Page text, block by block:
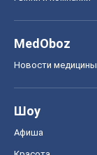
MedOboz
Новости медицины
Шоу
Афиша